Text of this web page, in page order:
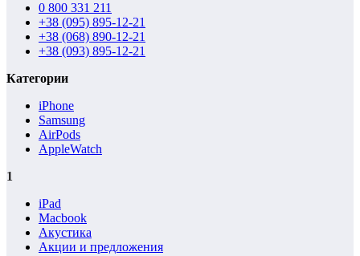
0 800 331 211
+38 (095) 895-12-21
+38 (068) 890-12-21
+38 (093) 895-12-21
Категории
iPhone
Samsung
AirPods
AppleWatch
1
iPad
Macbook
Акустика
Акции и предложения